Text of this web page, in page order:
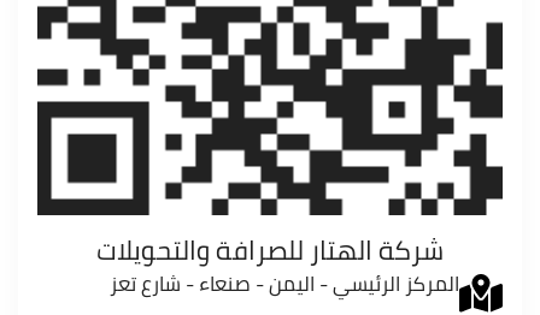
شركة الهتار للصرافة والتحويلات
المركز الرئيسي - اليمن - صنعاء - شارع تعز